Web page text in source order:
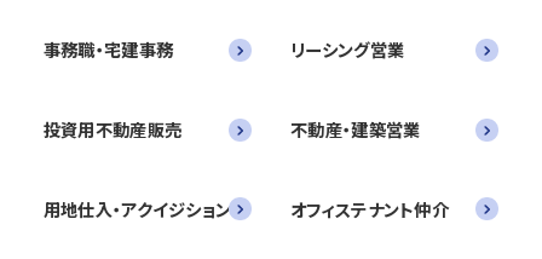
事務職・宅建事務 リーシング営業
投資用不動産販売 不動産・建築営業
用地仕入・アクイジション オフィステナント仲介